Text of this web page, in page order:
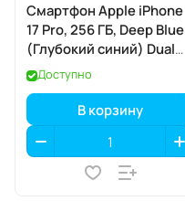
Смартфон Apple iPhone
17 Pro, 256 ГБ, Deep Blue
(Глубокий синий) Dual
eSIM
Доступно
В корзину